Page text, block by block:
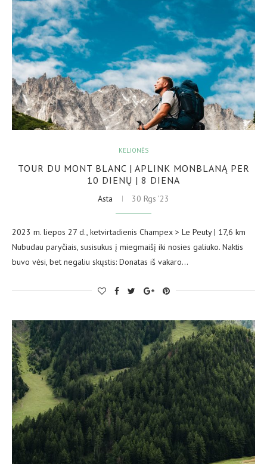
KELIONĖS
TOUR DU MONT BLANC | APLINK MONBLANĄ PER
10 DIENŲ | 8 DIENA
Asta 30 Rgs ’23
2023 m. liepos 27 d., ketvirtadienis Champex > Le Peuty | 17,6 km
Nubudau paryčiais, susisukus į miegmaišį iki nosies galiuko. Naktis
buvo vėsi, bet negaliu skųstis: Donatas iš vakaro…